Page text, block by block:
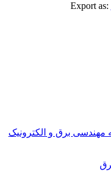
Export
برق و الکترونیک